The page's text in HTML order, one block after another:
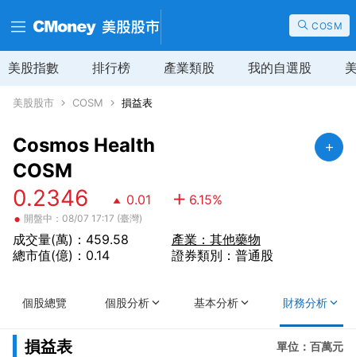
COSM
美股指數 排行榜 產業類股 我的自選股
美股股市 COSM 損益表
Cosmos Health
COSM
0.2346 0.01 6.15%
• 開盤中：08/07 17:17 (臺灣)
成交量(萬)：459.58
總市值(億)：0.14
產業：其他藥物
證券類別：普通股
個股總覽 個股分析 基本分析 財務分析
損益表 單位：百萬元